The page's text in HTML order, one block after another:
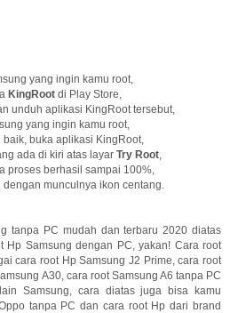
yang ingin kamu root,
KingRoot di Play Store,
unduh aplikasi KingRoot tersebut,
yang ingin kamu root,
buka aplikasi KingRoot,
ada di kiri atas layar Try Root
proses berhasil sampai 100%,
munculnya ikon centang.
tanpa PC mudah dan terbaru 2020 diatas
Hp Samsung dengan PC, yakan! Cara root
cara root Hp Samsung J2 Prime, cara root
A30, cara root Samsung A6 tanpa PC
Samsung, cara diatas juga bisa kamu
tanpa PC dan cara root Hp dari brand